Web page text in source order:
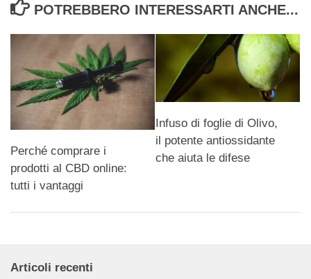
POTREBBERO INTERESSARTI ANCHE...
Perché comprare i
prodotti al CBD online:
tutti i vantaggi
Infuso di foglie di Olivo,
il potente antiossidante
che aiuta le difese
Articoli recenti